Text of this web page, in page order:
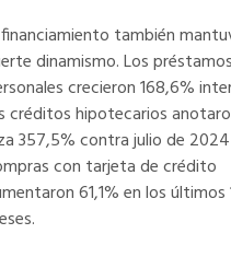
también
dinamismo. Los préstamos
crecieron 168,6%
créditos hipotecarios
357,5% contra julio de
con tarjeta de crédito
61,1% en los últimos